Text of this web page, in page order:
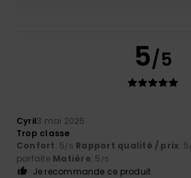
5/5
Cyril3 mai 2026
Trop classe
Confort: 5/5 Rapport qualité / prix: 5
parfaite Matière: 5 /5
Je recommande ce produit